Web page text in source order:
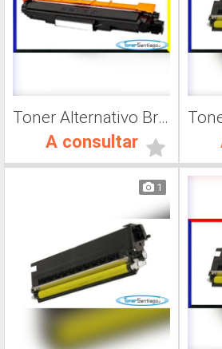
Toner Alternativo Brother TN 230Y, Impresora Láser
A consultar
1